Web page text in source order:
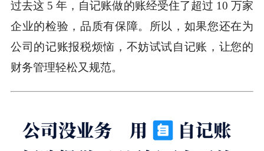
过去这 5 年，自记账做的账经受住了超过 10 万家
企业的检验，品质有保障。所以，如果您还在为
公司的记账报税烦恼，不妨试试自记账，让您的
财务管理轻松又规范。